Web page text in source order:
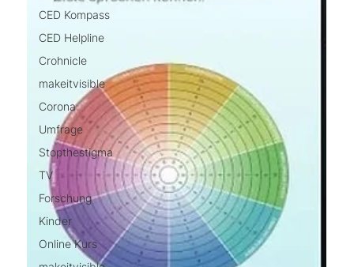
CED Kompass
CED Helpline
Crohnicle
makeitvisible
Corona
Umfrage
Stopthestigma
TV
Forschung
Kinder
Online Kurs